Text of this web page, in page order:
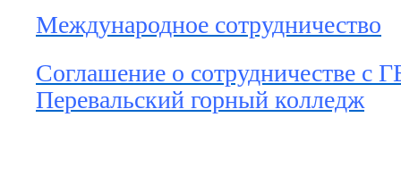
Международное сотрудничество
Соглашение о сотрудничестве
Перевальский горный колледж